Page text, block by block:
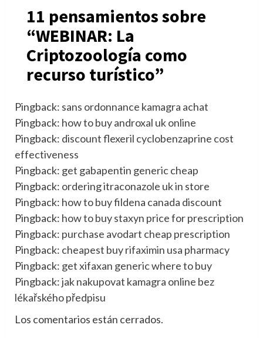
11 pensamientos sobre
“WEBINAR: La
Criptozoología como
recurso turístico”
Pingback: sans ordonnance kamagra achat
Pingback: how to buy androxal uk online
Pingback: discount flexeril cyclobenzaprine cost
effectiveness
Pingback: get gabapentin generic cheap
Pingback: ordering itraconazole uk in store
Pingback: how to buy fildena canada discount
Pingback: how to buy staxyn price for prescription
Pingback: purchase avodart cheap prescription
Pingback: cheapest buy rifaximin usa pharmacy
Pingback: get xifaxan generic where to buy
Pingback:jak nakupovat kamagra online bez
lékařského předpisu
Los comentarios están cerrados.